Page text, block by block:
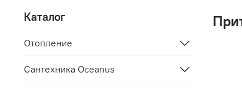
Каталог
Отопление
Сантехника Oceanus